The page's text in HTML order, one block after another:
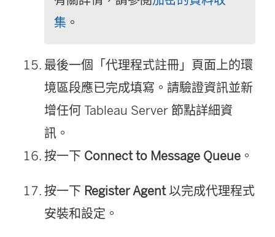
集 。
最後一個「代理程式註冊」頁面上的環
境區段應已完成填寫。請驗證資訊並新
增任何 Tableau Server 節點詳細資
訊。
按一下 Connect to Message Queue 。
按一下 Register Agent 以完成代理程式
安裝和設定。